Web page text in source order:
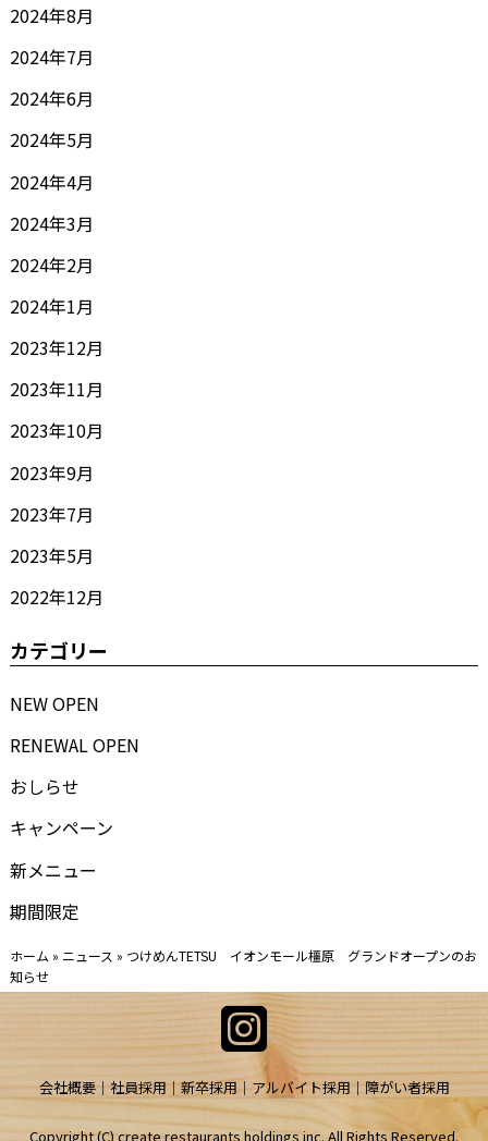
2024年8月
2024年7月
2024年6月
2024年5月
2024年4月
2024年3月
2024年2月
2024年1月
2023年12月
2023年11月
2023年10月
2023年9月
2023年7月
2023年5月
2022年12月
カテゴリー
NEW OPEN
RENEWAL OPEN
おしらせ
キャンペーン
新メニュー
期間限定
ホーム » ニュース » つけめんTETSU イオンモール橿原 グランドオープンのお
知らせ
会社概要 社員採用 新卒採用 アルバイト採用 障がい者採用
Copyright (C) create restaurants holdings inc. All Rights Reserved.